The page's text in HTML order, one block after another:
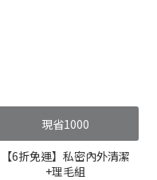
現省1000
【6折免運】私密內外清潔
+理毛組